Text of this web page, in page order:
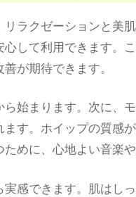
ラクゼーションと
して利用できます。
が期待できます。
始まります。次に、
す。ホイップの質感
めに、心地よい音楽
感できます。肌はし